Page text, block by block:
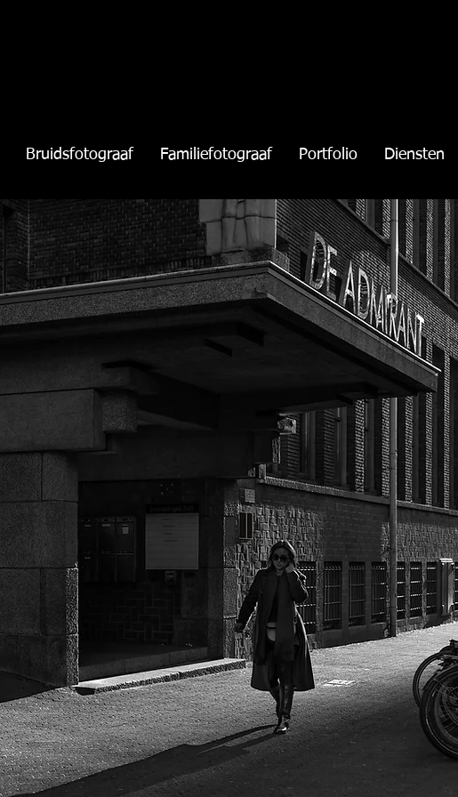
Bruidsfotograaf Familiefotograaf Portfolio Diensten